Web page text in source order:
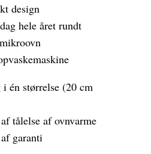
design
hele året rundt
én størrelse (20 cm
tålelse af ovnvarme
garanti